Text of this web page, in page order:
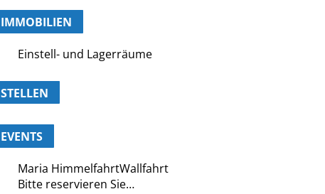
IMMOBILIEN
Einstell- und Lagerräume
STELLEN
EVENTS
Maria HimmelfahrtWallfahrt
Bitte reservieren Sie…